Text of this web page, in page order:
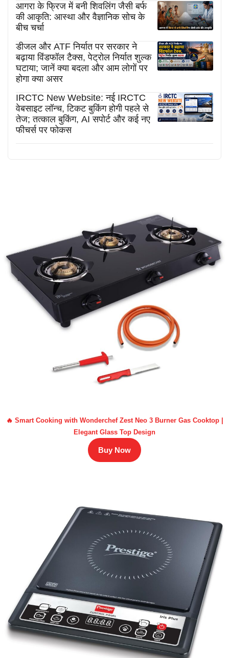
आगरा के फ्रिज में बनी शिवलिंग जैसी बर्फ
की आकृति: आस्था और वैज्ञानिक सोच के
बीच चर्चा
डीजल और ATF निर्यात पर सरकार ने
बढ़ाया विंडफॉल टैक्स, पेट्रोल निर्यात शुल्क
घटाया; जानें क्या बदला और आम लोगों पर
होगा क्या असर
IRCTC New Website: नई IRCTC
वेबसाइट लॉन्च, टिकट बुकिंग होगी पहले से
तेज; तत्काल बुकिंग, AI सपोर्ट और कई नए
फीचर्स पर फोकस
🔥 Smart Cooking with Wonderchef Zest Neo 3 Burner Gas Cooktop |
Elegant Glass Top Design
Buy Now